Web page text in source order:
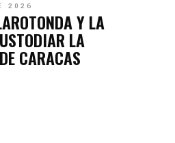
2026
Y LA
LA
CARACAS